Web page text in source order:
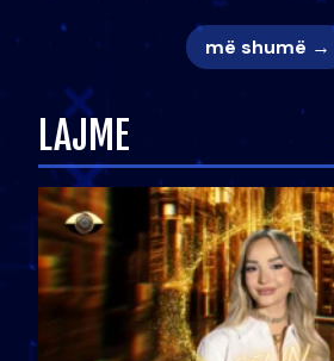
më shumë →
LAJME